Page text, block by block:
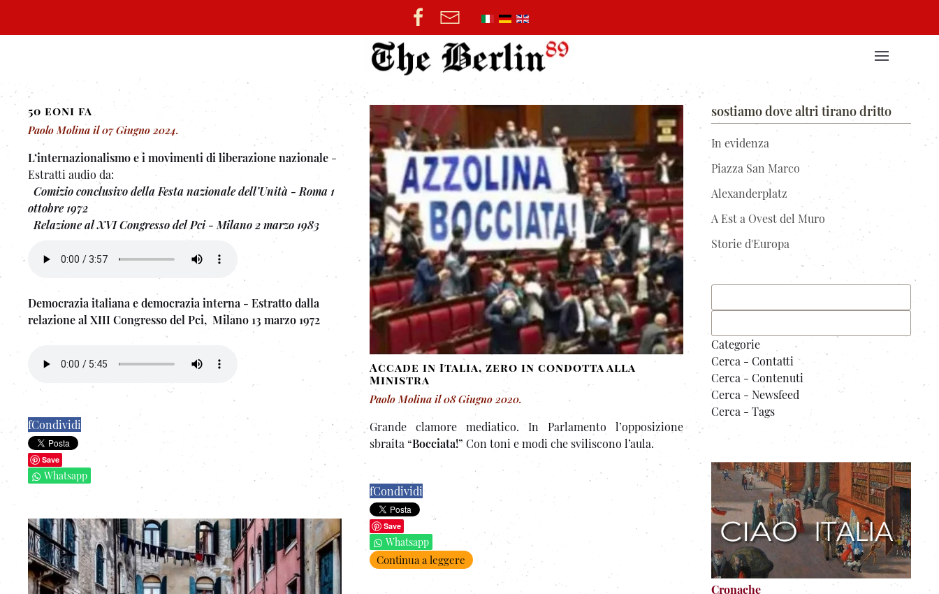
50 eoni fa
Paolo Molina il07 Giugno 2024.
L’internazionalismo e i movimenti di liberazione nazionale -
Estratti audio da:
Comizio conclusivo della Festa nazionale dell’Unità - Roma 1
ottobre 1972
Relazione al XVI Congresso del Pci - Milano 2 marzo 1983
Democrazia italiana e democrazia interna - Estratto dalla
relazione al XIII Congresso del Pci, Milano 13 marzo 1972
fCondividi
Save
Whatsapp
Accade in Italia, zero in condotta alla
Ministra
Paolo Molina il08 Giugno 2020.
Grande clamore mediatico. In Parlamento l’opposizione
sbraita “Bocciata!” Con toni e modi che sviliscono l’aula.
fCondividi
Save
Whatsapp
Continua a leggere
sostiamo dove altri tirano dritto
In evidenza
Piazza San Marco
Alexanderplatz
A Est a Ovest del Muro
Storie d'Europa
Categorie
Cerca - Contatti
Cerca - Contenuti
Cerca - Newsfeed
Cerca - Tags
Cronache